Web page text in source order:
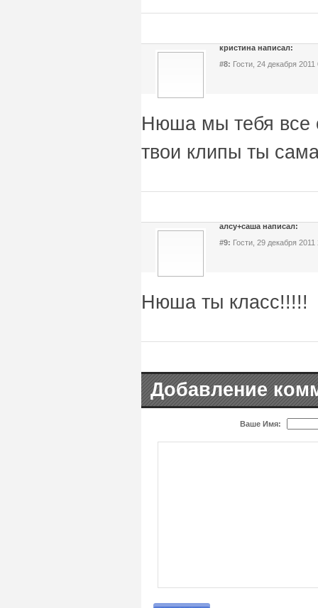
кристина написал:
#8: Гости, 24 декабря 2011
Нюша мы тебя все
твои клипы ты
алсу+саша написал:
#9: Гости, 29 декабря 2011
Нюша ты класс!!!!!
Добавление
Ваше Имя: